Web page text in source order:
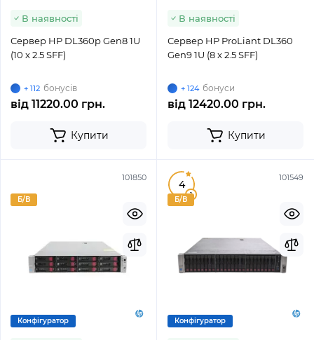
В наявності
Сервер HP DL360p Gen8 1U
(10 x 2.5 SFF)
+ 112 бонусів
від 11220.00 грн.
Купити
В наявності
Сервер HP ProLiant DL360
Gen9 1U (8 x 2.5 SFF)
+ 124 бонуси
від 12420.00 грн.
Купити
101850
Б/В
Конфігуратор
101549
Б/В
Конфігуратор
4
1